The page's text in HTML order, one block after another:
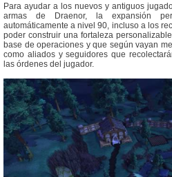
Para ayudar a los nuevos y antiguos
armas de Draenor, la expansión
automáticamente a nivel 90, incluso a los
poder construir una fortaleza
base de operaciones y que según vayan
como aliados y seguidores que
las órdenes del jugador.